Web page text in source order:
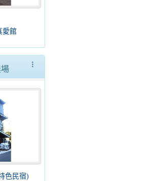
愛館
more_vert
色民宿)